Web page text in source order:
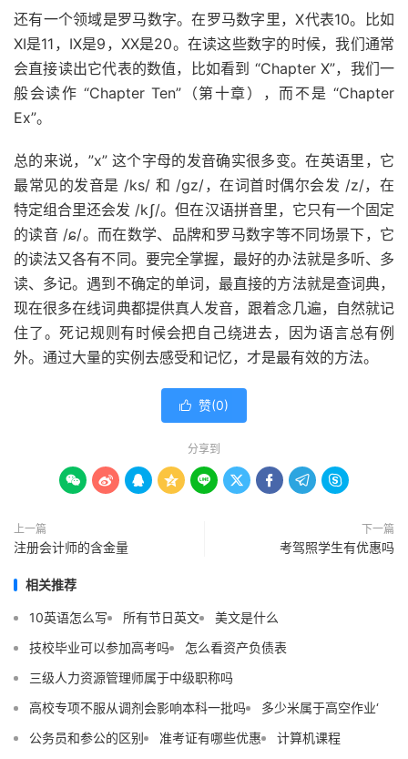
还有一个领域是罗马数字。在罗马数字里，X代表10。比如
XI是11，IX是9，XX是20。在读这些数字的时候，我们通常
会直接读出它代表的数值，比如看到 “Chapter X”，我们一
般会读作 “Chapter Ten”（第十章），而不是 “Chapter
Ex”。
总的来说，”x” 这个字母的发音确实很多变。在英语里，它
最常见的发音是 /ks/ 和 /gz/，在词首时偶尔会发 /z/，在
特定组合里还会发 /kʃ/。但在汉语拼音里，它只有一个固定
的读音 /ɕ/。而在数学、品牌和罗马数字等不同场景下，它
的读法又各有不同。要完全掌握，最好的办法就是多听、多
读、多记。遇到不确定的单词，最直接的方法就是查词典，
现在很多在线词典都提供真人发音，跟着念几遍，自然就记
住了。死记规则有时候会把自己绕进去，因为语言总有例
外。通过大量的实例去感受和记忆，才是最有效的方法。
 赞(0)
分享到
        
上一篇
注册会计师的含金量
下一篇
考驾照学生有优惠吗
相关推荐
10英语怎么写 所有节日英文
美文是什么
技校毕业可以参加高考吗
怎么看资产负债表
三级人力资源管理师属于中级职称吗
高校专项不服从调剂会影响本科一批吗
多少米属于高空作业‘
公务员和参公的区别
准考证有哪些优惠 计算机课程